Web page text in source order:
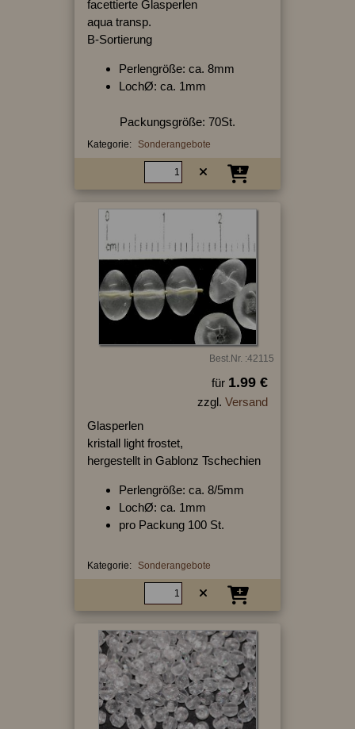
facettierte Glasperlen
aqua transp.
B-Sortierung
Perlengröße: ca. 8mm
LochØ: ca. 1mm
Packungsgröße: 70St.
Kategorie: Sonderangebote
Best.Nr. :42115
für 1.99 €
zzgl. Versand
Glasperlen
kristall light frostet,
hergestellt in Gablonz Tschechien
Perlengröße: ca. 8/5mm
LochØ: ca. 1mm
pro Packung 100 St.
Kategorie: Sonderangebote